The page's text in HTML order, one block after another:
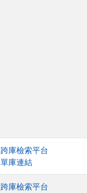
跨庫檢索平台
單庫連結
跨庫檢索平台